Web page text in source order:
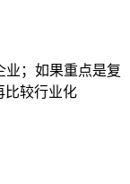
业；如果重点是复
比较行业化